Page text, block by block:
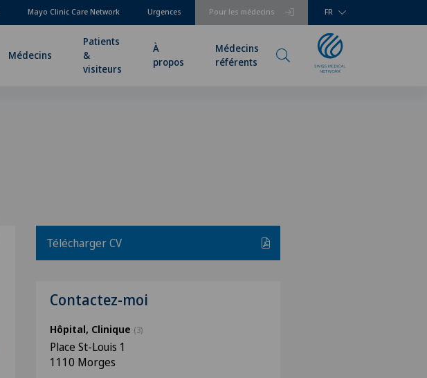
Pour les médecins
Mayo Clinic Care Network Urgences FR
Médecins
Patients
&
visiteurs
À
propos
Médecins
référents
Télécharger CV
Contactez-moi
Hôpital, Clinique (3)
Place St-Louis 1
1110 Morges